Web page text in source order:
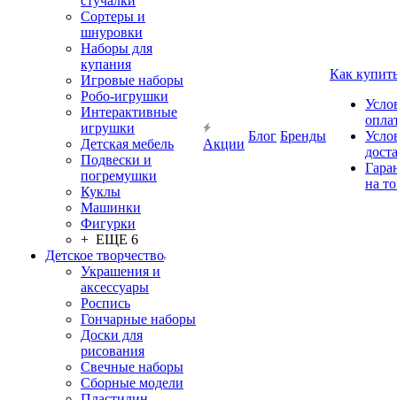
Сортеры и
шнуровки
Наборы для
купания
Игровые наборы
Робо-игрушки
Интерактивные
игрушки
Детская мебель
Подвески и
погремушки
Куклы
Машинки
Фигурки
+ ЕЩЕ 6
Детское творчество
Украшения и
аксессуары
Роспись
Гончарные наборы
Доски для
рисования
Свечные наборы
Сборные модели
Акции
Блог Бренды
Как
на